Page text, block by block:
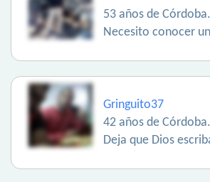
53 años de Córdoba.
Necesito conocer
Gringuito37
42 años de Córdoba.
Deja que Dios